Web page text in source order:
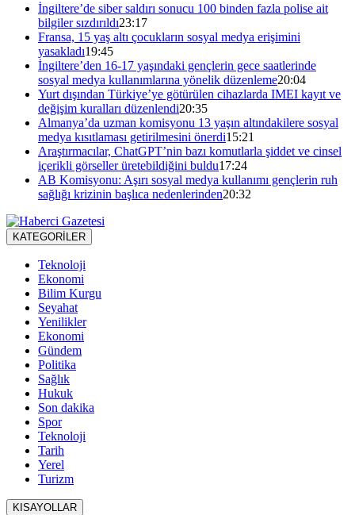
İngiltere’de siber saldırı sonucu 100 binden fazla polise ait
bilgiler sızdırıldı23:17
Fransa, 15 yaş altı çocukların sosyal medya erişimini
yasakladı19:45
İngiltere’den 16-17 yaşındaki gençlerin gece saatlerinde
sosyal medya kullanımlarına yönelik düzenleme20:04
Yurt dışından Türkiye’ye götürülen cihazlarda IMEI kayıt ve
değişim kuralları düzenlendi20:35
Almanya’da uzman komisyonu 13 yaşın altındakilere sosyal
medya kısıtlaması getirilmesini önerdi15:21
Araştırmacılar, ChatGPT’nin bazı komutlarla şiddet ve cinsel
içerikli görseller üretebildiğini buldu17:24
AB Komisyonu: Aşırı sosyal medya kullanımı gençlerin ruh
sağlığı krizinin başlıca nedenlerinden20:32
KATEGORİLER
Teknoloji
Ekonomi
Bilim Kurgu
Seyahat
Yenilikler
Ekonomi
Gündem
Politika
Sağlık
Hukuk
Son dakika
Spor
Teknoloji
Tarih
Yerel
Turizm
KISAYOLLAR